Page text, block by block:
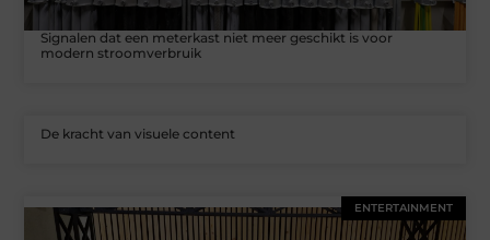
Signalen dat een meterkast niet meer geschikt is voor
modern stroomverbruik
De kracht van visuele content
ENTERTAINMENT